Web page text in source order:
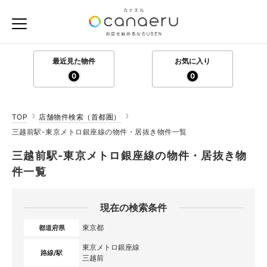
最近見た物件
0
お気に入り
0
TOP
店舗物件検索（首都圏）
三越前駅-東京メトロ銀座線の物件・居抜き物件一覧
三越前駅-東京メトロ銀座線の物件・居抜き物
件一覧
現在の検索条件
都道府県 東京都
路線/駅
東京メトロ銀座線
三越前